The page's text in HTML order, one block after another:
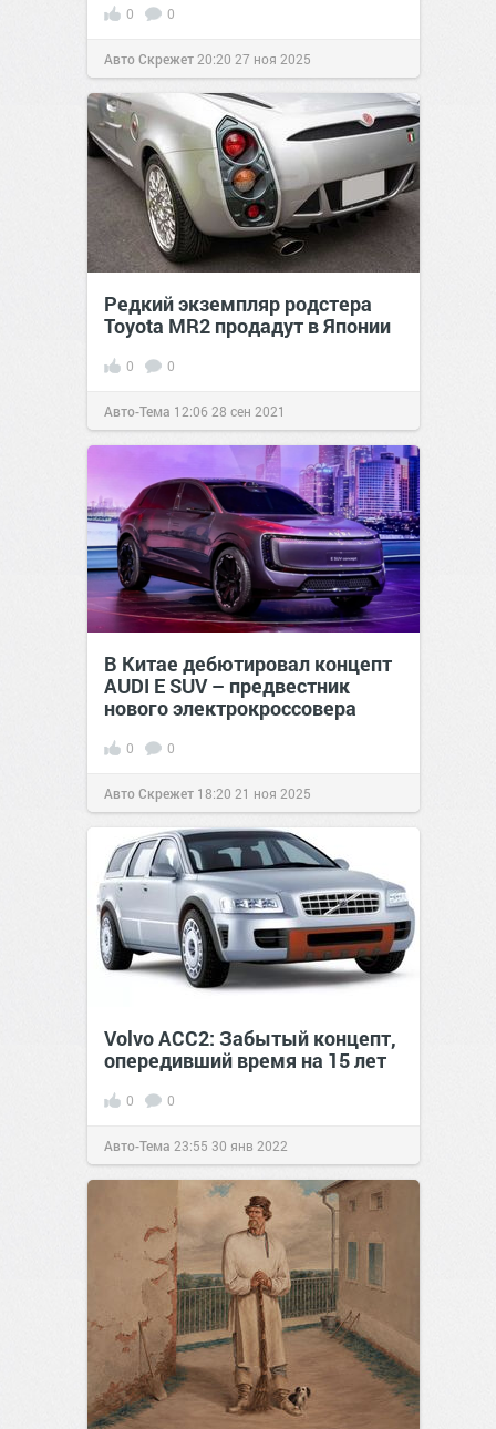
0 0
Авто Скрежет20:20 27 ноя 2025
Редкий экземпляр родстера
Toyota MR2 продадут в Японии
0 0
Авто-Тема 12:0628 сен 2021
В Китае дебютировал концепт
AUDI E SUV – предвестник
нового электрокроссовера
0 0
Авто Скрежет 18:20 21 ноя 2025
Volvo ACC2: Забытый концепт,
опередивший время на 15 лет
0 0
Авто-Тема 23:55 30 янв 2022